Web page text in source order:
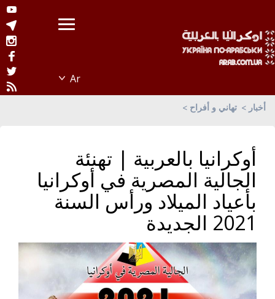
أخبار تهاني و أفراح
أوكرانيا بالعربية | تهنئة
الجالية المصرية في أوكرانيا
بأعياد الميلاد ورأس السنة
2021 الجديدة